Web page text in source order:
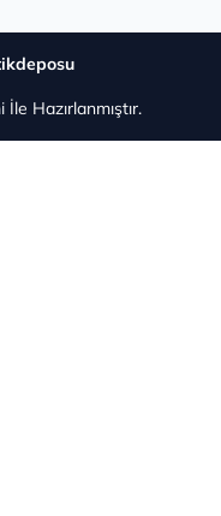
İle Hazırlanmıştır.